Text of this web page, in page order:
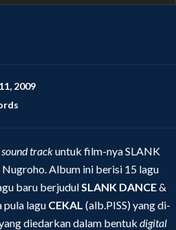
2009
sound trackuntuk film-nya SLANK
Album ini berisi 15 lagu
baru berjudulSLANK DANCE&
pula lagu CEKAL (alb.PISS) yang di-
diedarkan dalam bentuk digital